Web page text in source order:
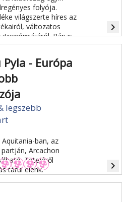
folyója.
világszerte híres az
változatos
Párizs
Périgord megyében
minősítésű
szerepel az
listáján.
navigate_next
- Európa
legszebb
ban, az
Arcachon
Tetejéről
tárul elénk.
navigate_next